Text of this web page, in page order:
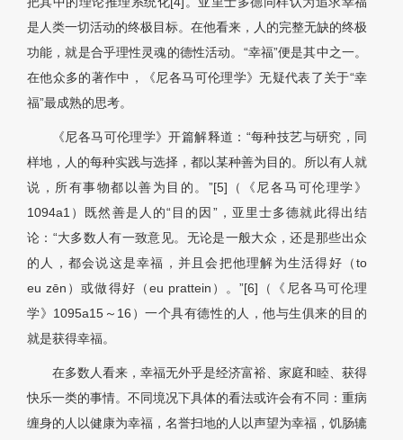
是人类一切活动的终极目标。在他看来，人的完整无缺的终极
功能，就是合乎理性灵魂的德性活动。“幸福”便是其中之一。
在他众多的著作中，《尼各马可伦理学》无疑代表了关于“幸
福”最成熟的思考。
《尼各马可伦理学》开篇解释道：“每种技艺与研究，同
样地，人的每种实践与选择，都以某种善为目的。所以有人就
说，所有事物都以善为目的。”[5]（《尼各马可伦理学》
1094a1）既然善是人的“目的因”，亚里士多德就此得出结
论：“大多数人有一致意见。无论是一般大众，还是那些出众
的人，都会说这是幸福，并且会把他理解为生活得好（to
eu zēn）或做得好（eu prattein）。”[6]（《尼各马可伦理
学》1095a15～16）一个具有德性的人，他与生俱来的目的
就是获得幸福。
在多数人看来，幸福无外乎是经济富裕、家庭和睦、获得
快乐一类的事情。不同境况下具体的看法或许会有不同：重病
缠身的人以健康为幸福，名誉扫地的人以声望为幸福，饥肠辘